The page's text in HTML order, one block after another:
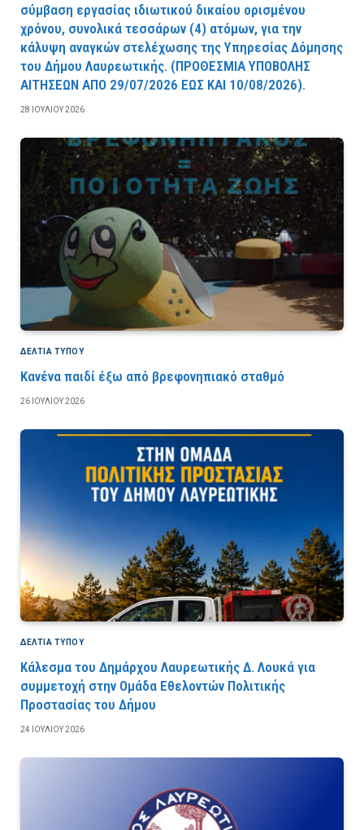
σύμβαση εργασίας ιδιωτικού δικαίου ορισμένου
χρόνου, συνολικά τεσσάρων (4) ατόμων, για την
κάλυψη αναγκών στελέχωσης της Υπηρεσίας Δόμησης
του Δήμου Λαυρεωτικής. (ΠPOΘEΣMIA YΠOBOΛHΣ
AITHΣEΩN AΠO 29/07/2026 EΩΣ KAI 10/08/2026).
28 ΙΟΥΛΊΟΥ 2026
ΔΕΛΤΙΑ ΤΥΠΟΥ
Κανένα παιδί έξω από βρεφονηπιακό σταθμό
26 ΙΟΥΛΊΟΥ 2026
ΔΕΛΤΙΑ ΤΥΠΟΥ
Κάλεσμα του Δημάρχου Λαυρεωτικής Δ. Λουκά για
συμμετοχή στην Ομάδα Εθελοντών Πολιτικής
Προστασίας του Δήμου
24 ΙΟΥΛΊΟΥ 2026